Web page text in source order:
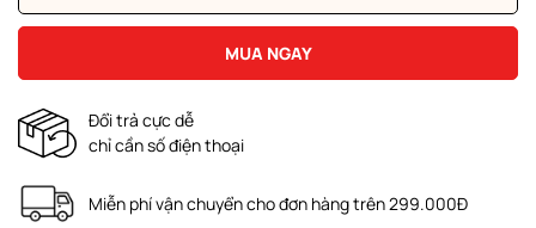
MUA NGAY
Đổi trả cực dễ
chỉ cần số điện thoại
Miễn phí vận chuyển cho đơn hàng trên 299.000Đ